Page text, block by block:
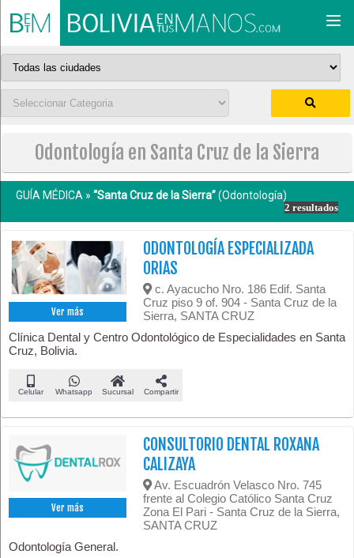
Odontología en Santa Cruz de la Sierra
GUÍA MÉDICA » “Santa Cruz de la Sierra”(Odontología)
2 resultados
Ver más
ODONTOLOGÍA ESPECIALIZADA
ORIAS
c. Ayacucho Nro. 186 Edif. Santa
Cruz piso 9 of. 904 - Santa Cruz de la
Sierra, SANTA CRUZ
Clínica Dental y Centro Odontológico de Especialidades en Santa
Cruz, Bolivia.
Celular Whatsapp Sucursal Compartir
Ver más
CONSULTORIO DENTAL ROXANA
CALIZAYA
Av. Escuadrón Velasco Nro. 745
frente al Colegio Católico Santa Cruz
Zona El Pari - Santa Cruz de la Sierra,
SANTA CRUZ
Odontología General.